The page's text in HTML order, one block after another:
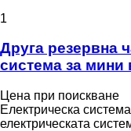
1
Друга резервна
система за мини
Цена при поискване
Електрическа
електрическата